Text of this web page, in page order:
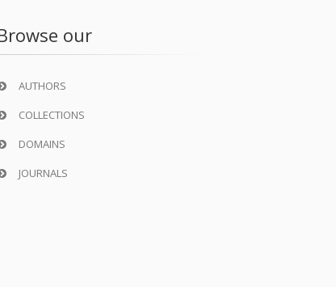
our
AUTHORS
COLLECTIONS
DOMAINS
JOURNALS